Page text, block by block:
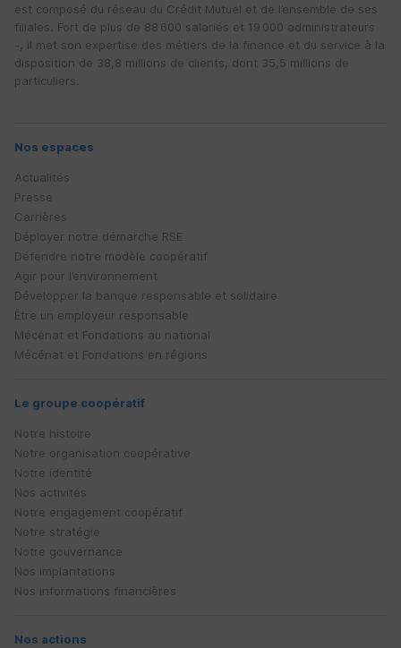
est composé du réseau du Crédit Mutuel et de l’ensemble de ses
filiales. Fort de plus de 88 600 salariés et 19 000 administrateurs
-, il met son expertise des métiers de la finance et du service à la
disposition de 38,8 millions de clients, dont 35,5 millions de
particuliers.
Nos espaces
Actualités
Presse
Carrières
Déployer notre démarche RSE
Défendre notre modèle coopératif
Agir pour l’environnement
Développer la banque responsable et solidaire
Être un employeur responsable
Mécénat et Fondations au national
Mécénat et Fondations en régions
Le groupe coopératif
Notre histoire
Notre organisation coopérative
Notre identité
Nos activités
Notre engagement coopératif
Notre stratégie
Notre gouvernance
Nos implantations
Nos informations financières
Nos actions